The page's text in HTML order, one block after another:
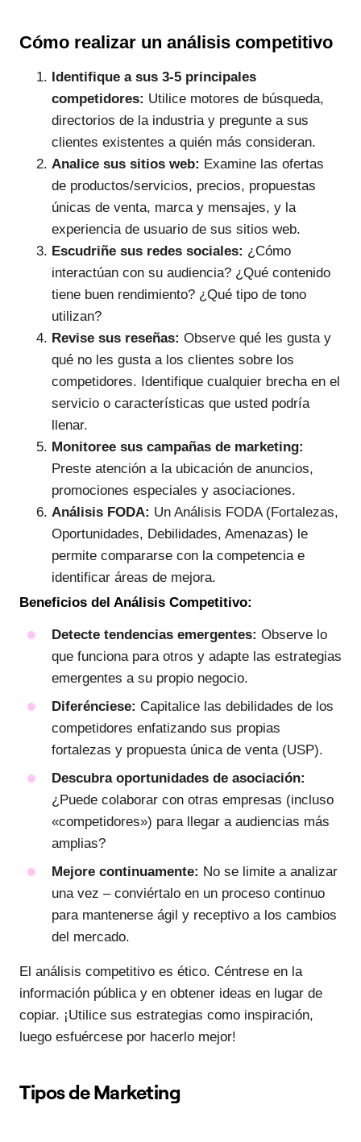
Cómo realizar un análisis competitivo
Identifique a sus 3-5 principales
competidores: Utilice motores de búsqueda,
directorios de la industria y pregunte a sus
clientes existentes a quién más consideran.
Analice sus sitios web: Examine las ofertas
de productos/servicios, precios, propuestas
únicas de venta, marca y mensajes, y la
experiencia de usuario de sus sitios web.
Escudriñe sus redes sociales: ¿Cómo
interactúan con su audiencia? ¿Qué contenido
tiene buen rendimiento? ¿Qué tipo de tono
utilizan?
Revise sus reseñas: Observe qué les gusta y
qué no les gusta a los clientes sobre los
competidores. Identifique cualquier brecha en el
servicio o características que usted podría
llenar.
Monitoree sus campañas de marketing:
Preste atención a la ubicación de anuncios,
promociones especiales y asociaciones.
Análisis FODA: Un Análisis FODA (Fortalezas,
Oportunidades, Debilidades, Amenazas) le
permite compararse con la competencia e
identificar áreas de mejora.
Beneficios del Análisis Competitivo:
Detecte tendencias emergentes: Observe lo
que funciona para otros y adapte las estrategias
emergentes a su propio negocio.
Diferénciese: Capitalice las debilidades de los
competidores enfatizando sus propias
fortalezas y propuesta única de venta (USP).
Descubra oportunidades de asociación:
¿Puede colaborar con otras empresas (incluso
«competidores») para llegar a audiencias más
amplias?
Mejore continuamente: No se limite a analizar
una vez – conviértalo en un proceso continuo
para mantenerse ágil y receptivo a los cambios
del mercado.
El análisis competitivo es ético. Céntrese en la
información pública y en obtener ideas en lugar de
copiar. ¡Utilice sus estrategias como inspiración,
luego esfuércese por hacerlo mejor!
Tipos de Marketing